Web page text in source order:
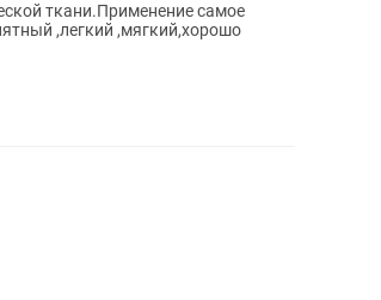
ткани.Применение самое
,легкий ,мягкий,хорошо